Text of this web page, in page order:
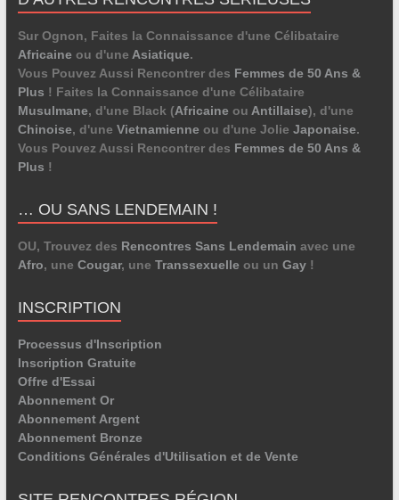
Sur Ognon, Faites la Connaissance d'une Célibataire
Africaine ou d'une Asiatique.
Vous Pouvez Aussi Rencontrer des Femmes de 50 Ans &
Plus ! Faites la Connaissance d'une Célibataire
Musulmane, d'une Black (Africaine ou Antillaise), d'une
Chinoise, d'une Vietnamienne ou d'une Jolie Japonaise.
Vous Pouvez Aussi Rencontrer des Femmes de 50 Ans &
Plus !
… OU SANS LENDEMAIN !
OU, Trouvez des Rencontres Sans Lendemain avec une
Afro, une Cougar, une Transsexuelle ou un Gay!
INSCRIPTION
Processus d'Inscription
Inscription Gratuite
Offre d'Essai
Abonnement Or
Abonnement Argent
Abonnement Bronze
Conditions Générales d'Utilisation et de Vente